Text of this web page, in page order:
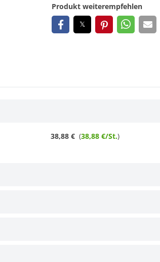
Produkt weiterempfehlen
38,88 € (38,88 €/St.)